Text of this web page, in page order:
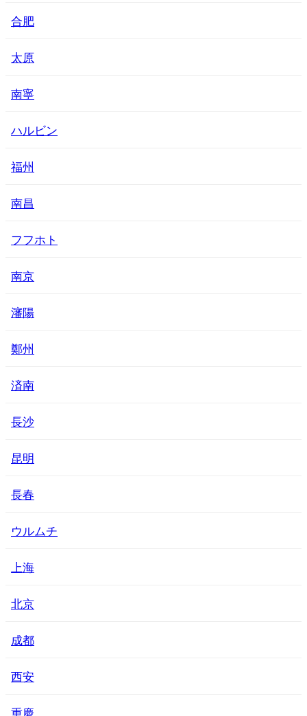
合肥
太原
南寧
ハルビン
福州
南昌
フフホト
南京
瀋陽
鄭州
済南
長沙
昆明
長春
ウルムチ
上海
北京
成都
西安
重慶